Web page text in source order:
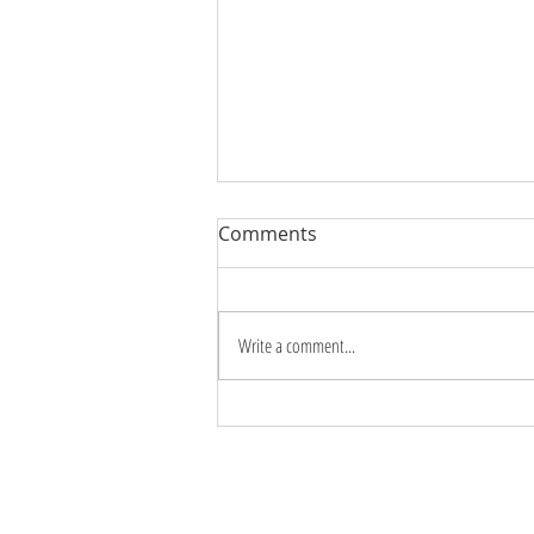
YÊU THƯƠNG CÓ CẦN
Comments
Write a comment...